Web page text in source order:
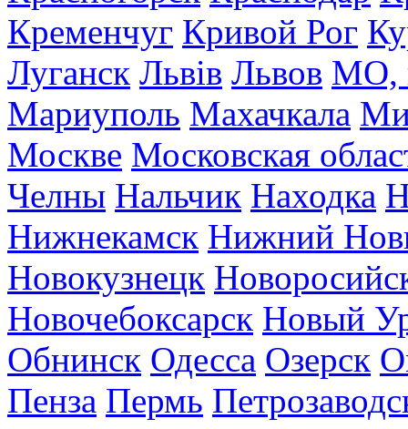
Кременчуг Кривой Рог
Луганск Львів Львов МО,
Мариуполь Махачкала
Москве Московская
Челны Нальчик Находка
Нижнекамск Нижний
Новокузнецк
Новочебоксарск Новый
Обнинск Одесса Озерск
Пенза Пермь